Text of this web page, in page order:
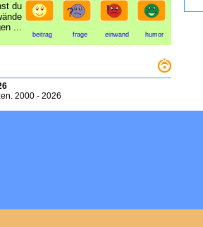
du
...
beitrag frage einwand humor
2000 - 2026